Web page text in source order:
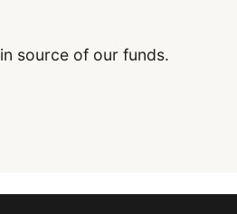
source of our funds.